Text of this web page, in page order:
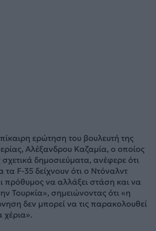
ερώτηση του βουλευτή της
Αλέξανδρου Καζαμία, ο οποίος
δημοσιεύματα, ανέφερε ότι
τα F-35 δείχνουν ότι ο Ντόναλντ
πρόθυμος να αλλάξει στάση και να
Τουρκία», σημειώνοντας ότι «η
δεν μπορεί να τις παρακολουθεί